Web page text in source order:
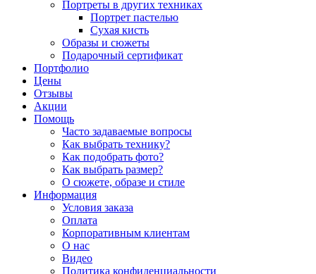
Портреты в других техниках
Портрет пастелью
Сухая кисть
Образы и сюжеты
Подарочный сертификат
Портфолио
Цены
Отзывы
Акции
Помощь
Часто задаваемые вопросы
Как выбрать технику?
Как подобрать фото?
Как выбрать размер?
О сюжете, образе и стиле
Информация
Условия заказа
Оплата
Корпоративным клиентам
О нас
Видео
Политика конфиденциальности